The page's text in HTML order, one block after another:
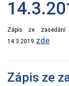
Zápis ze
14.3.2019 zde
Zápis ze